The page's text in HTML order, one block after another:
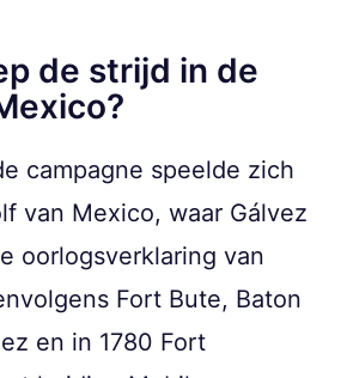
de strijd in de
campagne speelde zich
van Mexico, waar Gálvez
oorlogsverklaring van
Fort Bute, Baton
en in 1780 Fort